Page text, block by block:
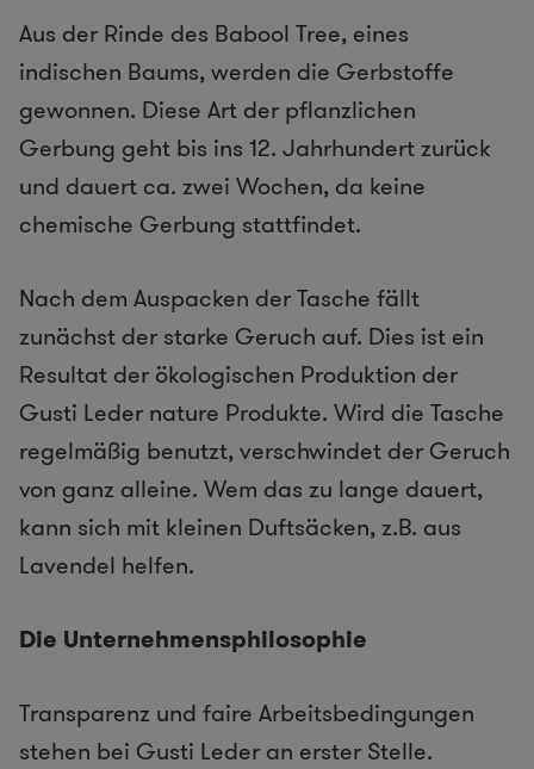
Aus der Rinde des Babool Tree, eines
indischen Baums, werden die Gerbstoffe
gewonnen. Diese Art der pflanzlichen
Gerbung geht bis ins 12. Jahrhundert zurück
und dauert ca. zwei Wochen, da keine
chemische Gerbung stattfindet.
Nach dem Auspacken der Tasche fällt
zunächst der starke Geruch auf. Dies ist ein
Resultat der ökologischen Produktion der
Gusti Leder nature Produkte. Wird die Tasche
regelmäßig benutzt, verschwindet der Geruch
von ganz alleine. Wem das zu lange dauert,
kann sich mit kleinen Duftsäcken, z.B. aus
Lavendel helfen.
Die Unternehmensphilosophie
Transparenz und faire Arbeitsbedingungen
stehen bei Gusti Leder an erster Stelle.